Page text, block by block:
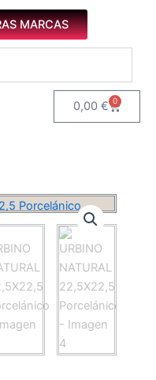
MARCAS
0,00€ 0
Carrito